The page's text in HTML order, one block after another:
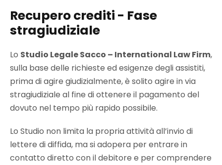
Recupero crediti - Fase
stragiudiziale
Lo Studio Legale Sacco – International Law Firm,
sulla base delle richieste ed esigenze degli assistiti,
prima di agire giudizialmente, è solito agire in via
stragiudiziale al fine di ottenere il pagamento del
dovuto nel tempo più rapido possibile.
Lo Studio non limita la propria attività all’invio di
lettere di diffida, ma si adopera per entrare in
contatto diretto con il debitore e per comprendere